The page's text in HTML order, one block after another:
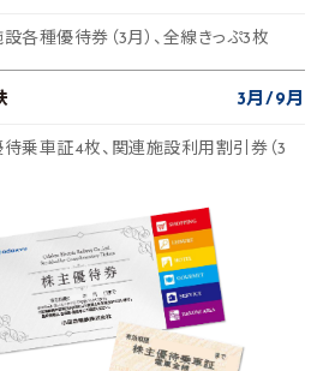
各種優待券（3月）、全線きっぷ3枚
3月 9月
乗車証4枚、関連施設利用割引券（3